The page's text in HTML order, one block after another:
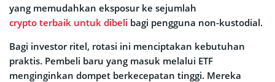
yang memudahkan eksposur ke sejumlah
crypto terbaik untuk dibeli bagi pengguna non-kustodial.
Bagi investor ritel, rotasi ini menciptakan kebutuhan
praktis. Pembeli baru yang masuk melalui ETF
menginginkan dompet berkecepatan tinggi. Mereka